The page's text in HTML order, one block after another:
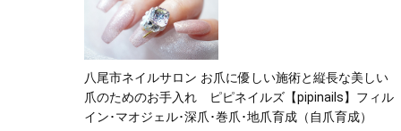
八尾市ネイルサロン お爪に優しい施術と縦長な美しい
爪のためのお手入れ ピピネイルズ【pipinails】フィル
イン･マオジェル･深爪･巻爪･地爪育成（自爪育成）